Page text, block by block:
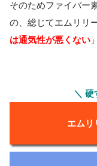
そのためファイバー
の、総じてエムリリ
は通気性が悪くない
＼ 硬
エムリ